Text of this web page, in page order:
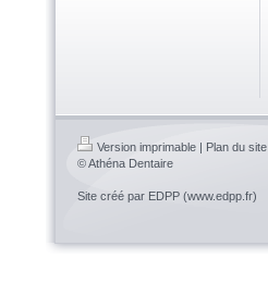
Version imprimable | Plan du site
© Athéna Dentaire
Site créé par EDPP (www.edpp.fr)